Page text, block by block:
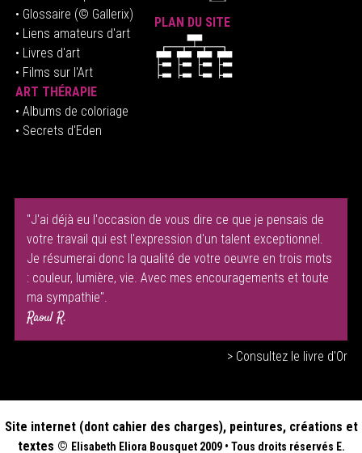
• Glossaire (© Gallerix)
• Liens amateurs d'art
• Livres d'art
• Films sur l'Art
ART THÉRAPIE
• Albums de coloriage
• Secrets d'Eden
PLAN DU SITE
"J'ai déjà eu l'occasion de vous dire ce que je pensais de
votre travail qui est l'expression d'un talent exceptionnel.
Je résumerai donc la qualité de votre oeuvre en trois mots
: couleur, lumière, vie. Avec mes encouragements et toute
ma sympathie".
Raoul R.
> Consultez le livre d'Or
Site internet (dont cahier des charges), peintures, créations et
textes © Elisabeth Eliora Bousquet 2009 • Tous droits réservés E.